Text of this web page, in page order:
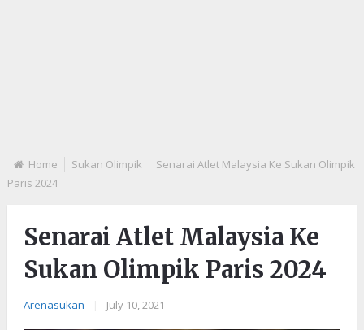
Home Sukan Olimpik
Senarai Atlet Malaysia Ke Sukan Olimpik
Paris 2024
Senarai Atlet Malaysia Ke
Sukan Olimpik Paris 2024
Arenasukan July 10, 2021